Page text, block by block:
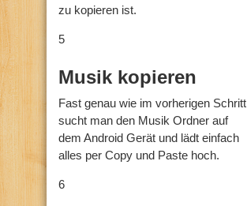
zu kopieren ist.
5
Musik kopieren
Fast genau wie im vorherigen Schritt
sucht man den Musik Ordner auf
dem Android Gerät und lädt einfach
alles per Copy und Paste hoch.
6